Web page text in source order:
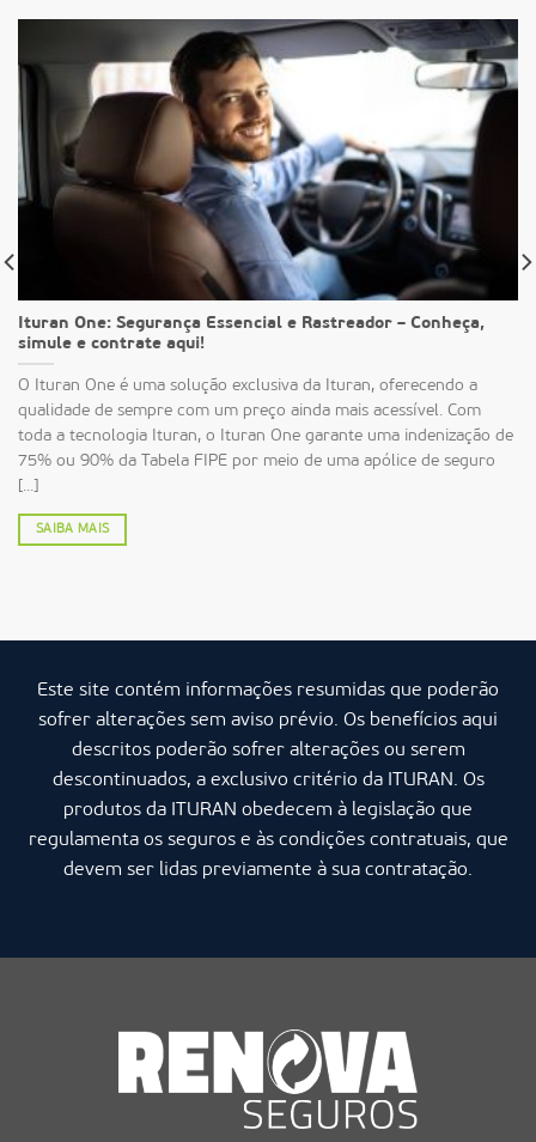
Ituran One: Segurança Essencial e Rastreador – Conheça,
simule e contrate aqui!
O Ituran One é uma solução exclusiva da Ituran, oferecendo a
qualidade de sempre com um preço ainda mais acessível. Com
toda a tecnologia Ituran, o Ituran One garante uma indenização de
75% ou 90% da Tabela FIPE por meio de uma apólice de seguro
[...]
SAIBA MAIS
Este site contém informações resumidas que poderão
sofrer alterações sem aviso prévio. Os benefícios aqui
descritos poderão sofrer alterações ou serem
descontinuados, a exclusivo critério da ITURAN. Os
produtos da ITURAN obedecem à legislação que
regulamenta os seguros e às condições contratuais, que
devem ser lidas previamente à sua contratação.